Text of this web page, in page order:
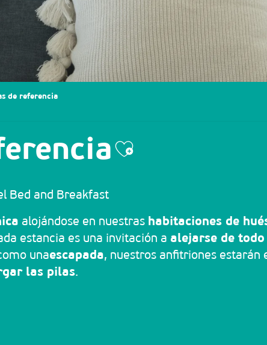
de referencia
Ajouter aux
Bed and Breakfast
alojándose en nuestras habitaciones de
estancia es una invitación a alejarse de
unaescapada, nuestros anfitriones estarán
las pilas.